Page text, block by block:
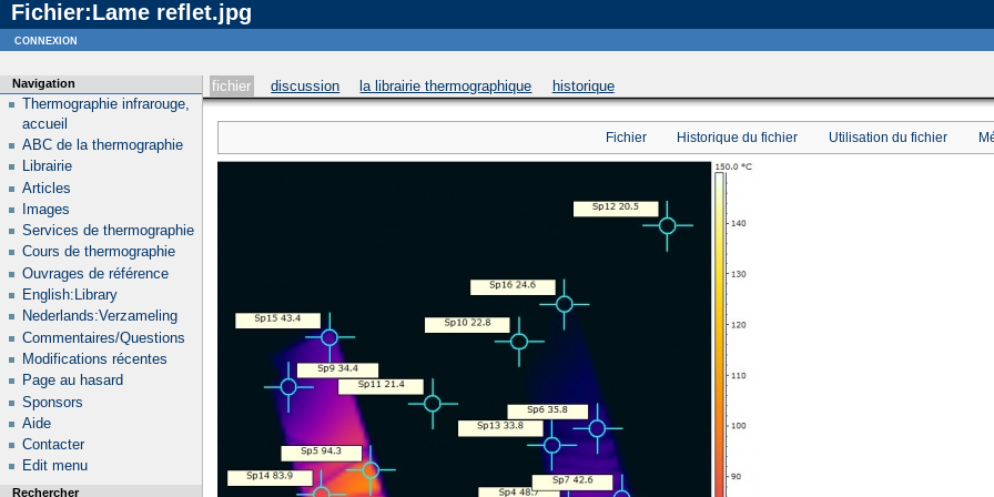
Notice: curl_setopt_array(): CURLOPT_SSL_VERIFYHOST no longer accepts the value 1, value 2 will be used instead in
Fichier:Lame reflet.jpg
fichier discussion la librairie thermographique historique
Fichier Historique du fichier Utilisation du fichier
Navigation
Thermographie infrarouge,
accueil
ABC de la thermographie
Librairie
Articles
Images
Services de thermographie
Cours de thermographie
Ouvrages de référence
English:Library
Nederlands:Verzameling
Commentaires/Questions
Modifications récentes
Page au hasard
Sponsors
Aide
Contacter
Edit menu
Rechercher
connexion